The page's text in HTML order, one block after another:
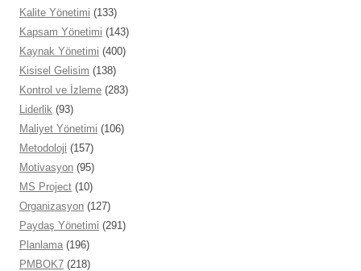
Kalite Yönetimi (133)
Kapsam Yönetimi (143)
Kaynak Yönetimi (400)
Kisisel Gelisim (138)
Kontrol ve İzleme (283)
Liderlik (93)
Maliyet Yönetimi (106)
Metodoloji (157)
Motivasyon (95)
MS Project (10)
Organizasyon (127)
Paydaş Yönetimi (291)
Planlama (196)
PMBOK7 (218)